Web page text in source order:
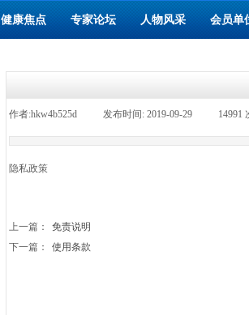
健康焦点 专家论坛 人物风采 会员单
作者:hkw4b525d 发布时间: 2019-09-29 14991
隐私政策
上一篇：
免责说明
下一篇：
使用条款